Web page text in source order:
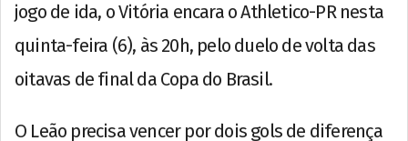
jogo de ida, o Vitória encara o Athletico-PR nesta
quinta-feira (6), às 20h, pelo duelo de volta das
oitavas de final da Copa do Brasil.
O Leão precisa vencer por dois gols de diferença